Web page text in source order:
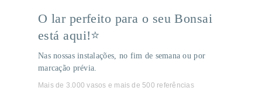
O lar perfeito para o seu Bonsai
está aqui!⭐
Nas nossas instalações, no fim de semana ou por
marcação prévia.
Mais de 3.000 vasos e mais de 500 referências